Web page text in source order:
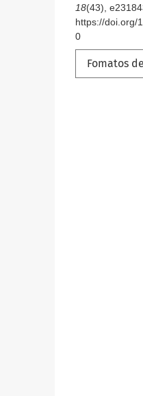
18(43),
https://doi.org/
0
Fomatos